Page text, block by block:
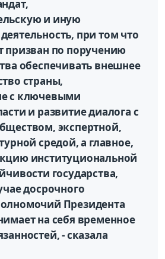
и иную
при том что
призван по поручению
обеспечивать внешнее
страны,
с ключевыми
и развитие диалога с
экспертной,
средой, а главное,
институциональной
государства,
досрочного
Президента
на себя временное
- сказала